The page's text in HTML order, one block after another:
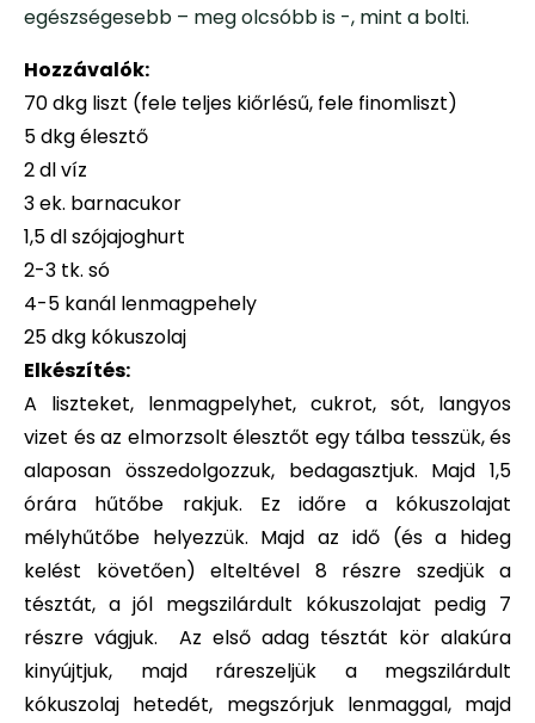
egészségesebb – meg olcsóbb is -, mint a bolti.
Hozzávalók:
70 dkg liszt (fele teljes kiőrlésű, fele finomliszt)
5 dkg élesztő
2 dl víz
3 ek. barnacukor
1,5 dl szójajoghurt
2-3 tk. só
4-5 kanál lenmagpehely
25 dkg kókuszolaj
Elkészítés:
A liszteket, lenmagpelyhet, cukrot, sót, langyos
vizet és az elmorzsolt élesztőt egy tálba tesszük, és
alaposan összedolgozzuk, bedagasztjuk. Majd 1,5
órára hűtőbe rakjuk. Ez időre a kókuszolajat
mélyhűtőbe helyezzük. Majd az idő (és a hideg
kelést követően) elteltével 8 részre szedjük a
tésztát, a jól megszilárdult kókuszolajat pedig 7
részre vágjuk. Az első adag tésztát kör alakúra
kinyújtjuk, majd ráreszeljük a megszilárdult
kókuszolaj hetedét, megszórjuk lenmaggal, majd